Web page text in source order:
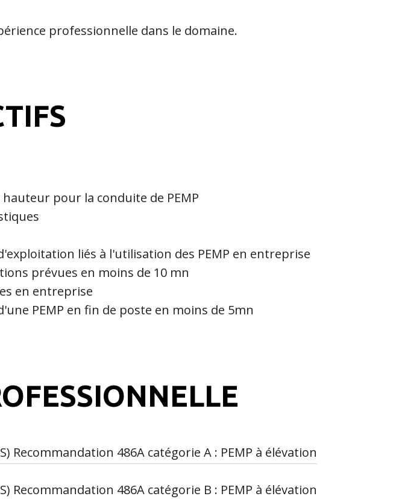
professionnelle dans le domaine.
pour la conduite de PEMP
liés à l'utilisation des PEMP en entreprise
prévues en moins de 10 mn
en entreprise
PEMP en fin de poste en moins de 5mn
Recommandation 486A catégorie A : PEMP à élévation
Recommandation 486A catégorie B : PEMP à élévation